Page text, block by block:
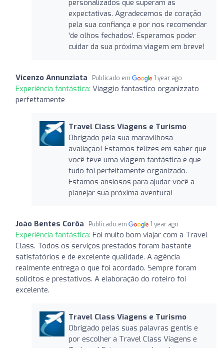
personalizados que superam as
expectativas. Agradecemos de coração
pela sua confiança e por nos recomendar
'de olhos fechados'. Esperamos poder
cuidar da sua próxima viagem em breve!
Vicenzo Annunziata Publicado em 1 year ago
Experiência fantástica: Viaggio fantastico organizzato
perfettamente
Travel Class Viagens e Turismo
Obrigado pela sua maravilhosa
avaliação! Estamos felizes em saber que
você teve uma viagem fantástica e que
tudo foi perfeitamente organizado.
Estamos ansiosos para ajudar você a
planejar sua próxima aventura!
João Bentes Corôa Publicado em 1 year ago
Experiência fantástica: Foi muito bom viajar com a Travel
Class. Todos os serviços prestados foram bastante
satisfatórios e de excelente qualidade. A agência
realmente entrega o que foi acordado. Sempre foram
solicitos e prestativos. A elaboração do roteiro foi
excelente.
Travel Class Viagens e Turismo
Obrigado pelas suas palavras gentis e
por escolher a Travel Class Viagens e